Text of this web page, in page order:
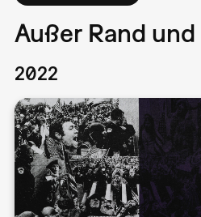
Außer Rand und
2022